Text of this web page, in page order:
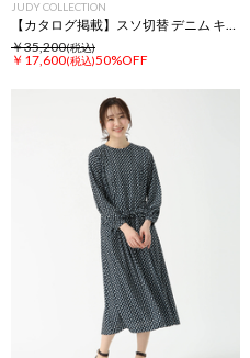
JUDY COLLECTION
【カタログ掲載】スソ切替 デニム キャンバス パンツ
￥35,200(税込)
￥17,600(税込)50%OFF